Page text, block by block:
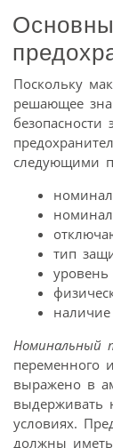
Поскольку
решающее
следующими
тип
уровень
Номинальный
переменного
выражено в
выдерживать
условиях.
должны